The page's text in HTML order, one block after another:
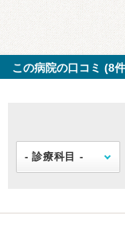
この病院の口コミ (8